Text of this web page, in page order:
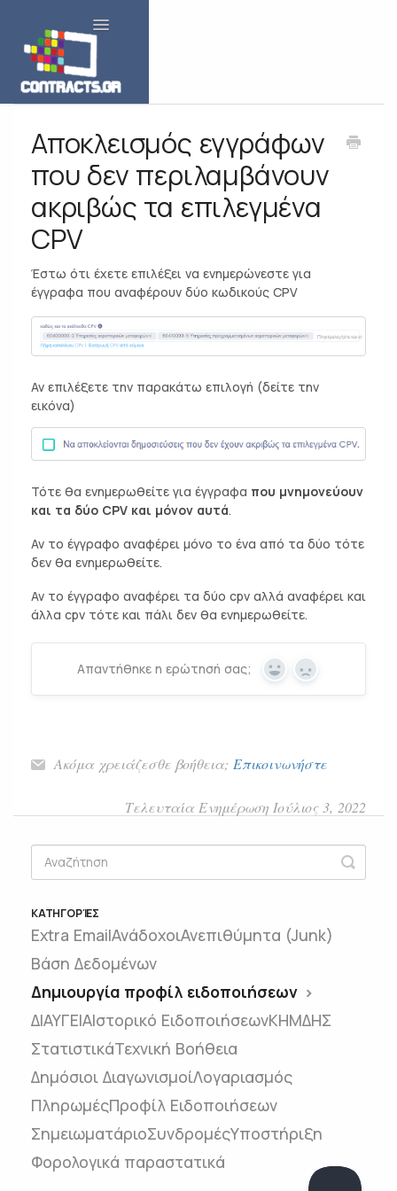
Toggle Navigation
Αποκλεισμός εγγράφων
που δεν περιλαμβάνουν
ακριβώς τα επιλεγμένα
CPV
Έστω ότι έχετε επιλέξει να ενημερώνεστε για
έγγραφα που αναφέρουν δύο κωδικούς CPV
Αν επιλέξετε την παρακάτω επιλογή (δείτε την
εικόνα)
Τότε θα ενημερωθείτε για έγγραφα που μνημονεύουν
και τα δύο CPV και μόνον αυτά.
Αν το έγγραφο αναφέρει μόνο το ένα από τα δύο τότε
δεν θα ενημερωθείτε.
Αν το έγγραφο αναφέρει τα δύο cpv αλλά αναφέρει και
άλλα cpv τότε και πάλι δεν θα ενημερωθείτε.
Απαντήθηκε η ερώτησή σας;
Yes No
Ακόμα χρειάζεσθε βοήθεια; Επικοινωνήστε
Τελευταία Ενημέρωση Ιούλιος 3, 2022
ΚΑΤΗΓΟΡΊΕΣ
Extra EmailΑνάδοχοιΑνεπιθύμητα (Junk)
Βάση Δεδομένων
Δημιουργία προφίλ ειδοποιήσεων
ΔΙΑΥΓΕΙΑΙστορικό ΕιδοποιήσεωνΚΗΜΔΗΣ
ΣτατιστικάΤεχνική Βοήθεια
Δημόσιοι ΔιαγωνισμοίΛογαριασμός
ΠληρωμέςΠροφίλ Ειδοποιήσεων
ΣημειωματάριοΣυνδρομέςΥποστήριξη
Φορολογικά παραστατικά